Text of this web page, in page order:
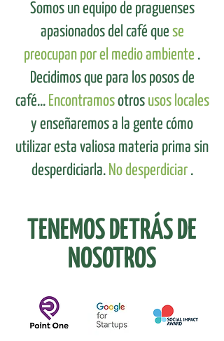
Somos un equipo de praguenses
apasionados del café que se
preocupan por el medio ambiente .
Decidimos que para los posos de
café... Encontramosotros usos locales
y enseñaremos a la gente cómo
utilizar esta valiosa materia prima sin
desperdiciarla. No desperdiciar .
TENEMOS DETRÁS DE
NOSOTROS